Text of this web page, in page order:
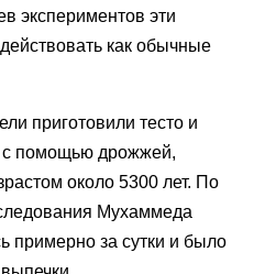
экспериментов эти
как обычные
приготовили тесто и
с помощью дрожжей,
около 5300 лет. По
Мухаммеда
примерно за сутки и было